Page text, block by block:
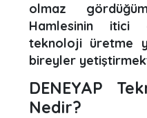
olmaz
Hamlesinin itici
teknoloji üretme
bireyler
DENEYAP
Nedir?